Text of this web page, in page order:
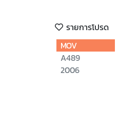
รายการโปรด
MOV
A489
2006